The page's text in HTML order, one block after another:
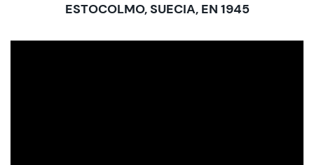
ESTOCOLMO, SUECIA, EN 1945